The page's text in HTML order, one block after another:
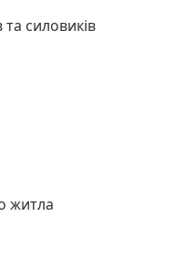
силовиків
житла